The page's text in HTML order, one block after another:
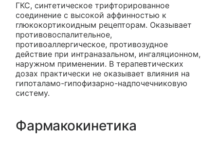
ГКС, синтетическое трифторированное
соединение с высокой аффинностью к
глюкокортикоидным рецепторам. Оказывает
противовоспалительное,
противоаллергическое, противозудное
действие при интраназальном, ингаляционном,
наружном применении. В терапевтических
дозах практически не оказывает влияния на
гипоталамо-гипофизарно-надпочечниковую
систему.
Фармакокинетика